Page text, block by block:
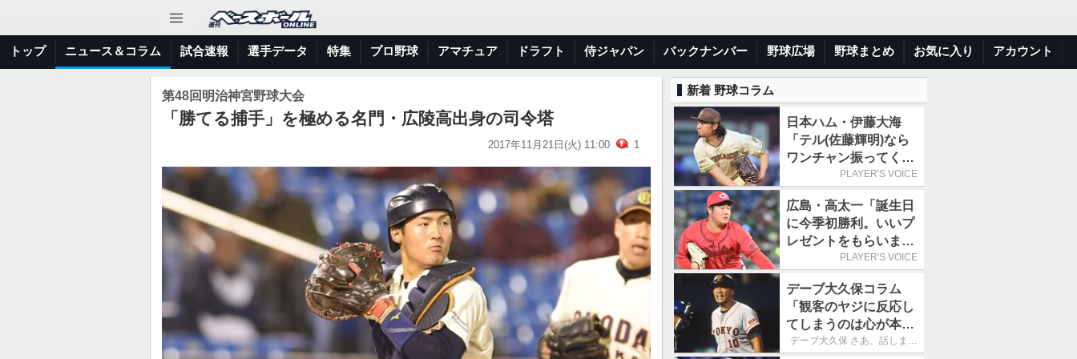
トップ ニュース＆コラム 試合速報 選手データ 特集 プロ野球 アマチュア ドラフト 侍ジャパン バックナンバー 野球広場 野球まとめ お気に入り アカウント
第48回明治神宮野球大会
「勝てる捕手」を極める名門・広陵高出身の司令塔
2017年11月21日(火) 11:00 1
新着 野球コラム
日本ハム・伊藤大海
「テル(佐藤輝明)なら
ワンチャン振ってくれ
るかなと思って超スロ
た」／魔球
PLAYER'S VOICE
広島・高太一「誕生日
に今季初勝利。いいプ
レゼントをもらいまし
た」／バースデー星
PLAYER'S VOICE
デーブ大久保コラム
「観客のヤジに反応し
てしまうのは心が本当
に純粋だからなので
デーブ大久保 さあ、話しまし
ょう！